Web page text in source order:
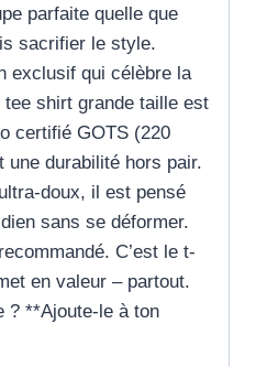
parfaite quelle que
sacrifier le style.
exclusif qui célèbre la
shirt grande taille est
certifié GOTS (220
une durabilité hors pair.
doux, il est pensé
sans se déformer.
C’est le t-
en valeur – partout.
? **Ajoute-le à ton